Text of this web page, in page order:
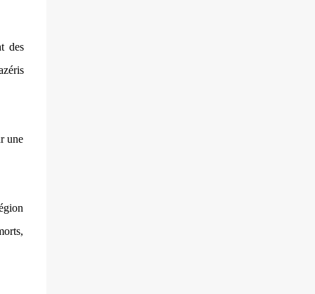
des
une